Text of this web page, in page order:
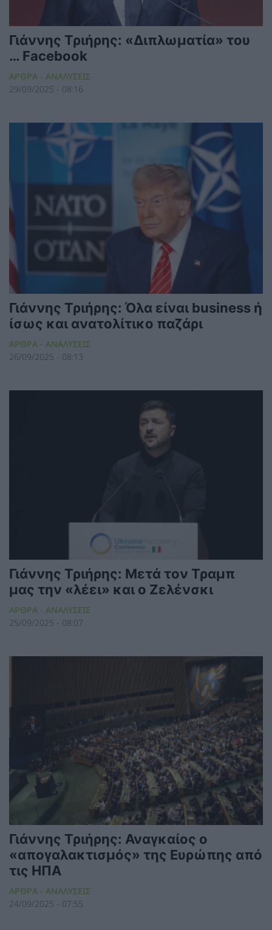
Γιάννης Τριήρης: «Διπλωματία» του
… Facebook
ΑΡΘΡΑ - ΑΝΑΛΥΣΕΙΣ
29/09/2025 - 08:16
Γιάννης Τριήρης: Όλα είναι business ή
ίσως και ανατολίτικο παζάρι
ΑΡΘΡΑ - ΑΝΑΛΥΣΕΙΣ
26/09/2025 - 08:13
Γιάννης Τριήρης: Μετά τον Τραμπ
μας την «λέει» και ο Ζελένσκι
ΑΡΘΡΑ - ΑΝΑΛΥΣΕΙΣ
25/09/2025 - 08:07
Γιάννης Τριήρης: Αναγκαίος ο
«απογαλακτισμός» της Ευρώπης από
τις ΗΠΑ
ΑΡΘΡΑ - ΑΝΑΛΥΣΕΙΣ
24/09/2025 - 07:55